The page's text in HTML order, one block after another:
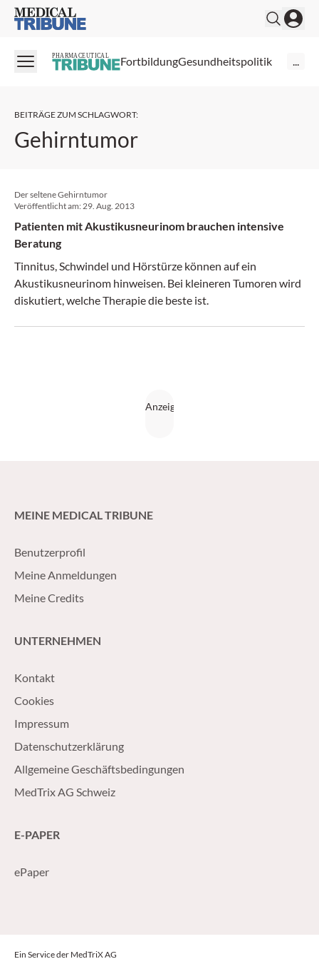
Medical Tribune
PHARMACEUTICAL FortbildungGesundheitspolitik ...
BEITRÄGE ZUM SCHLAGWORT:
Gehirntumor
Der seltene Gehirntumor
Veröffentlicht am: 29. Aug. 2013
Patienten mit Akustikusneurinom brauchen intensive
Beratung
Tinnitus, Schwindel und Hörstürze können auf ein
Akustikusneurinom hinweisen. Bei kleineren Tumoren wird
diskutiert, welche Therapie die beste ist.
MEINE MEDICAL TRIBUNE
Benutzerprofil
Meine Anmeldungen
Meine Credits
UNTERNEHMEN
Kontakt
Cookies
Impressum
Datenschutzerklärung
Allgemeine Geschäftsbedingungen
MedTrix AG Schweiz
E-PAPER
ePaper
Ein Service der MedTriX AG